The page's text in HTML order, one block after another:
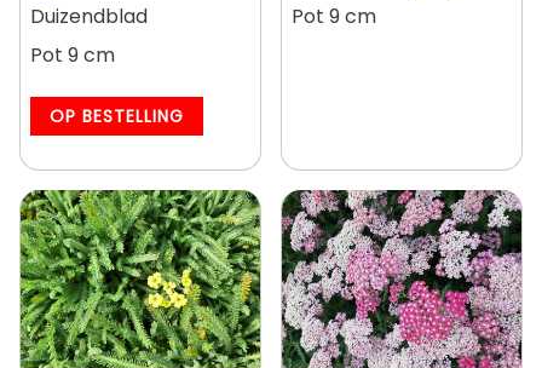
Duizendblad
Pot 9 cm
OP BESTELLING
Pot 9 cm